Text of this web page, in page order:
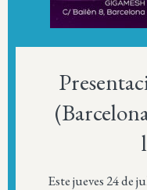
Este jueves 24 de